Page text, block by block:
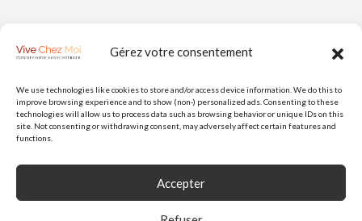
Gérez votre consentement
We use technologies like cookies to store and/or access device information. We do this to
improve browsing experience and to show (non-) personalized ads. Consenting to these
technologies will allow us to process data such as browsing behavior or unique IDs on this
site. Not consenting or withdrawing consent, may adversely affect certain features and
functions.
Accepter
PAIEMENTS